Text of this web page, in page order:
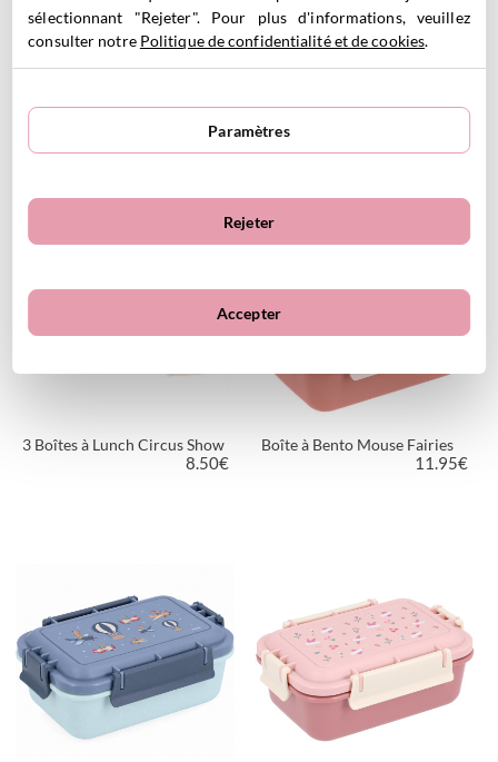
3 Boîtes à Lunch Blossom
8.50€
VOIR LE PRODUIT
Boy
8.50€
VOIR LE PRODUIT
3 Boîtes à Lunch Circus Show
8.50€
Boîte à Bento Mouse Fairies
11.95€
sélectionnant "Rejeter". Pour plus d'informations, veuillez
consulter notre Politique de confidentialité et de cookies.
Paramètres
Rejeter
Accepter